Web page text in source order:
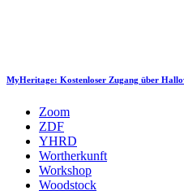
MyHeritage: Kostenloser Zugang über
Zoom
ZDF
YHRD
Wortherkunft
Workshop
Woodstock